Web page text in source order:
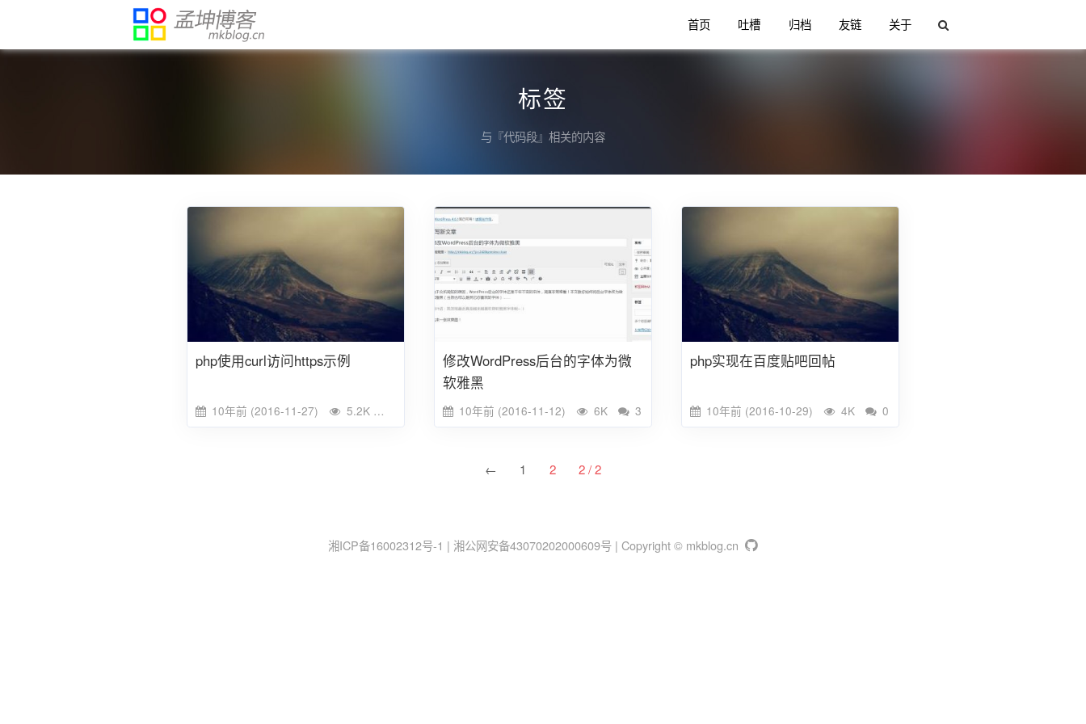
首页 吐槽 归档 友链 关于
标签
与『代码段』相关的内容
php使用curl访问https示例
10年前 (2016-11-27) 5.2K
修改WordPress后台的字体为微
软雅黑
10年前 (2016-11-12) 6K 3
php实现在百度贴吧回帖
10年前 (2016-10-29) 4K 0
← 1 2 2 / 2
湘ICP备16002312号-1 | 湘公网安备43070202000609号| Copyright © mkblog.cn